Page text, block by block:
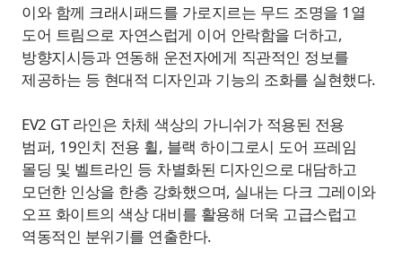
이와 함께 크래시패드를 가로지르는 무드 조명을 1열
도어 트림으로 자연스럽게 이어 안락함을 더하고,
방향지시등과 연동해 운전자에게 직관적인 정보를
제공하는 등 현대적 디자인과 기능의 조화를 실현했다.
EV2 GT 라인은 차체 색상의 가니쉬가 적용된 전용
범퍼, 19인치 전용 휠, 블랙 하이그로시 도어 프레임
몰딩 및 벨트라인 등 차별화된 디자인으로 대담하고
모던한 인상을 한층 강화했으며, 실내는 다크 그레이와
오프 화이트의 색상 대비를 활용해 더욱 고급스럽고
역동적인 분위기를 연출한다.